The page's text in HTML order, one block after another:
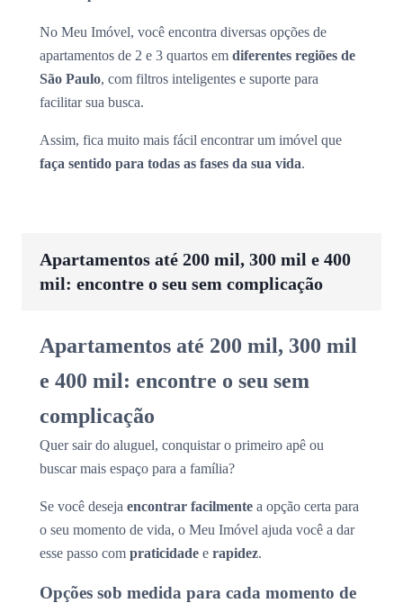
No Meu Imóvel, você encontra diversas opções de
apartamentos de 2 e 3 quartos em diferentes regiões de
São Paulo, com filtros inteligentes e suporte para
facilitar sua busca.
Assim, fica muito mais fácil encontrar um imóvel que
faça sentido para todas as fases da sua vida.
Apartamentos até 200 mil, 300 mil e 400
mil: encontre o seu sem complicação
Apartamentos até 200 mil, 300 mil
e 400 mil: encontre o seu sem
complicação
Quer sair do aluguel, conquistar o primeiro apê ou
buscar mais espaço para a família?
Se você deseja encontrar facilmente a opção certa para
o seu momento de vida, o Meu Imóvel ajuda você a dar
esse passo com praticidade e rapidez.
Opções sob medida para cada momento de